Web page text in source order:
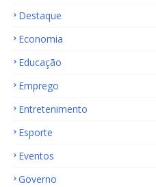
Destaque
Economia
Educação
Emprego
Entretenimento
Esporte
Eventos
Governo